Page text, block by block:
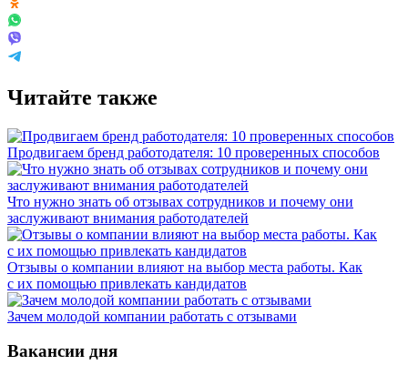
Читайте также
Продвигаем бренд работодателя: 10 проверенных способов
Что нужно знать об отзывах сотрудников и почему они
заслуживают внимания работодателей
Отзывы о компании влияют на выбор места работы. Как
с их помощью привлекать кандидатов
Зачем молодой компании работать с отзывами
Вакансии дня